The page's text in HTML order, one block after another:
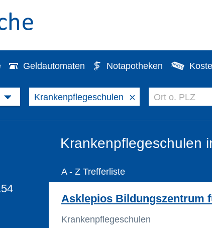
Geldautomaten Notapotheken
×
Krankenpflegeschulen
A - Z Trefferliste
Asklepios Bildungszentrum
Krankenpflegeschulen